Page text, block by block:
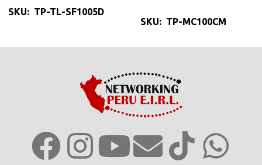
SKU: TP-TL-SF1005D
SKU: TP-MC100CM